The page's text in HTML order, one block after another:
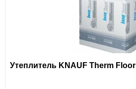
Утеплитель KNAUF Therm Floor